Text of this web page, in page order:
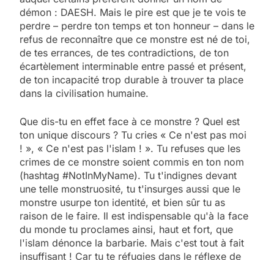
démon : DAESH. Mais le pire est que je te vois te
perdre – perdre ton temps et ton honneur – dans le
refus de reconnaître que ce monstre est né de toi,
de tes errances, de tes contradictions, de ton
écartèlement interminable entre passé et présent,
de ton incapacité trop durable à trouver ta place
dans la civilisation humaine.
Que dis-tu en effet face à ce monstre ? Quel est
ton unique discours ? Tu cries « Ce n'est pas moi
! », « Ce n'est pas l'islam ! ». Tu refuses que les
crimes de ce monstre soient commis en ton nom
(hashtag #NotInMyName). Tu t'indignes devant
une telle monstruosité, tu t'insurges aussi que le
monstre usurpe ton identité, et bien sûr tu as
raison de le faire. Il est indispensable qu'à la face
du monde tu proclames ainsi, haut et fort, que
l'islam dénonce la barbarie. Mais c'est tout à fait
insuffisant ! Car tu te réfugies dans le réflexe de